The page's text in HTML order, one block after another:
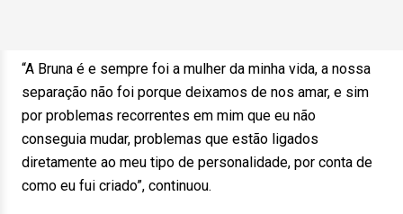
“A Bruna é e sempre foi a mulher da minha vida, a nossa
separação não foi porque deixamos de nos amar, e sim
por problemas recorrentes em mim que eu não
conseguia mudar, problemas que estão ligados
diretamente ao meu tipo de personalidade, por conta de
como eu fui criado”, continuou.